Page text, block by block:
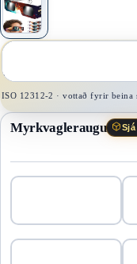
1
ISO 12312-2 · vottað fyrir beina
Myrkvagleraugu